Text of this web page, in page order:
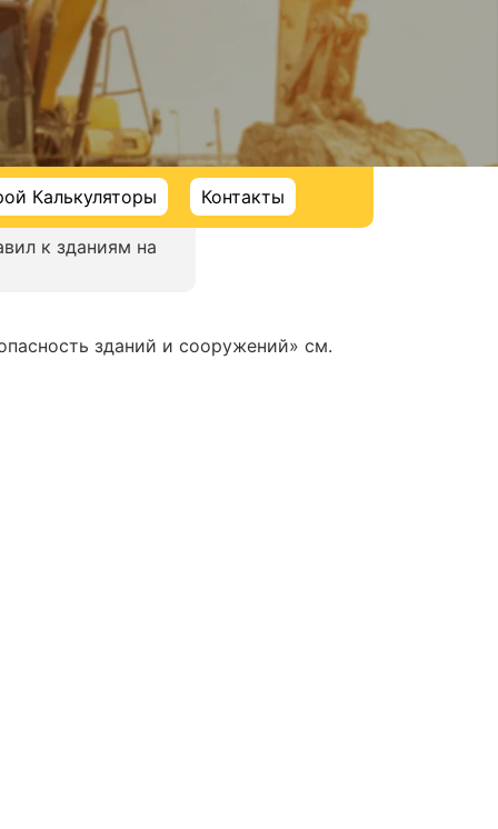
Калькуляторы Контакты
к зданиям на
зданий и сооружений» см.